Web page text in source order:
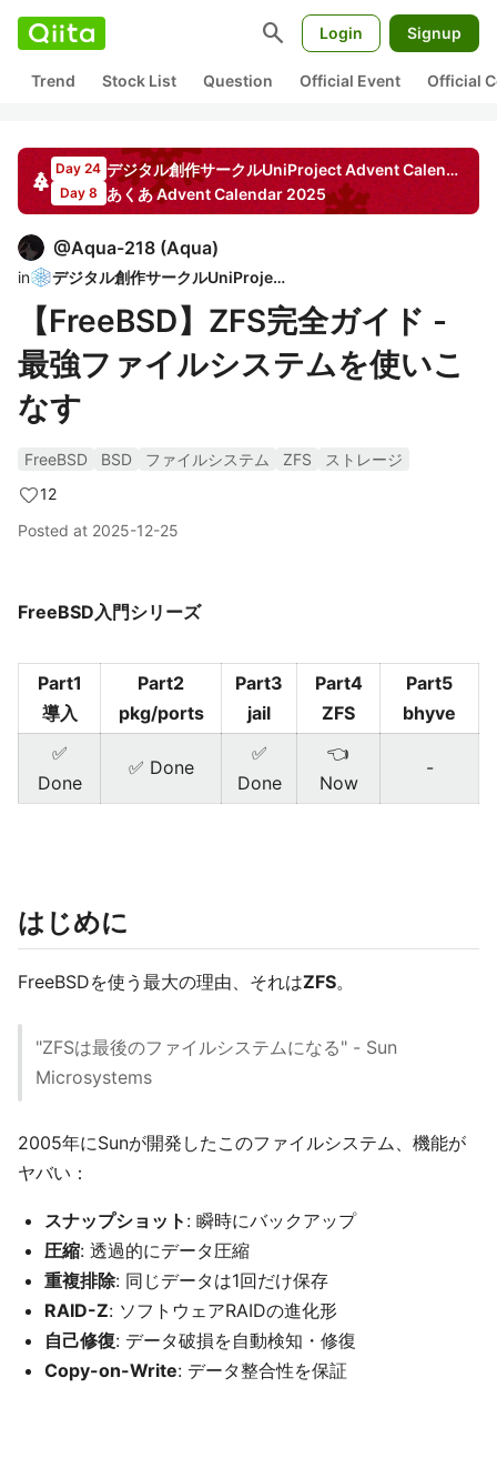
search Login Signup
Trend Stock List Question Official Event Official
Day 24 デジタル創作サークルUniProjectAdvent Calendar
Day 8 あくあAdvent Calendar 2025
@Aqua-218 (Aqua)
in デジタル創作サークルUniProject
【FreeBSD】ZFS完全ガイド -
最強ファイルシステムを使いこ
なす
FreeBSD BSD ファイルシステム ZFS
ストレージ
12
Posted at 2025-12-25
FreeBSD入門シリーズ
Part1
導入
Part2
pkg/ports
Part3
jail
Part4
ZFS
Part5
bhyve
✅
Done
✅ Done
✅
Done
👈
Now
-
はじめに
FreeBSDを使う最大の理由、それはZFS。
"ZFSは最後のファイルシステムになる" - Sun
Microsystems
2005年にSunが開発したこのファイルシステム、機能が
ヤバい：
スナップショット : 瞬時にバックアップ
圧縮: 透過的にデータ圧縮
重複排除: 同じデータは1回だけ保存
RAID-Z: ソフトウェアRAIDの進化形
自己修復: データ破損を自動検知・修復
Copy-on-Write: データ整合性を保証